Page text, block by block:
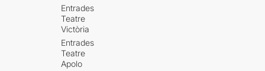
Entrades
Teatre
Victòria
Entrades
Teatre
Apolo